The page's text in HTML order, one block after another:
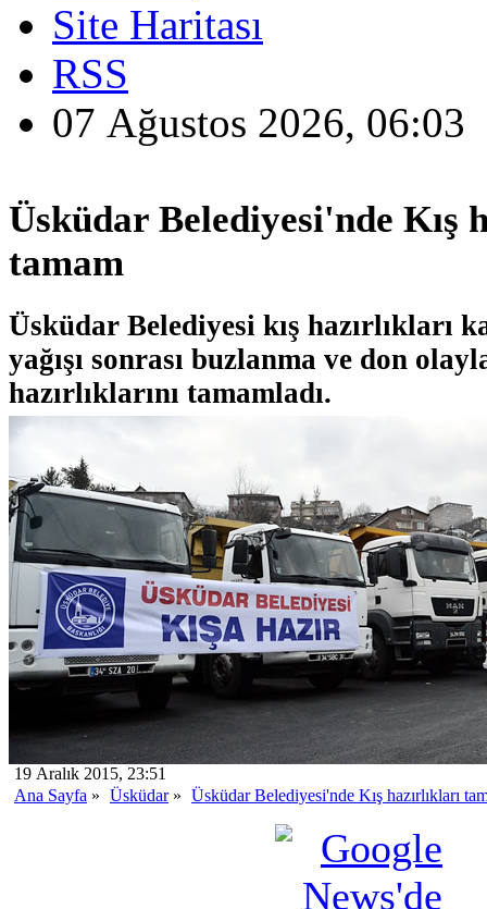
Site Haritası
RSS
07 Ağustos 2026, 06:03
Üsküdar Belediyesi'nde Kış
tamam
Üsküdar Belediyesi kış hazırlıkları
yağışı sonrası buzlanma ve don
hazırlıklarını tamamladı.
19 Aralık 2015, 23:51
Ana Sayfa » Üsküdar» Üsküdar Belediyesi'nde Kış hazırlıkları